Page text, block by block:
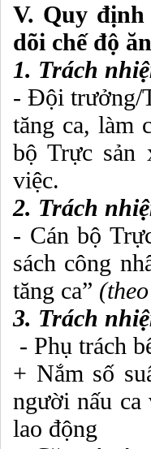
V. Quy định
dõi chế độ
1. Trách
- Đội trưởng/
tăng ca, làm
bộ Trực sản
việc.
2. Trách
- Cán bộ
sách công
tăng ca”
3. Trách
- Phụ trách
+ Nắm số
người nấu ca
lao động